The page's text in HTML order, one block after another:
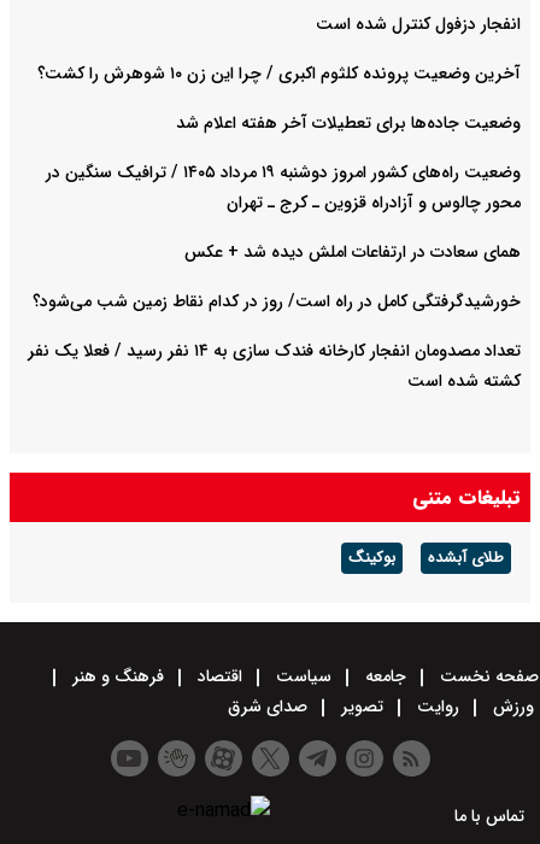
انفجار دزفول کنترل شده است
آخرین وضعیت پرونده کلثوم اکبری / چرا این زن ۱۰ شوهرش را کشت؟
وضعیت جاده‌ها برای تعطیلات آخر هفته اعلام شد
وضعیت راه‌های کشور امروز دوشنبه ۱۹ مرداد ۱۴۰۵ / ترافیک سنگین در
محور چالوس و آزادراه قزوین ـ کرج ـ تهران
همای سعادت در ارتفاعات املش دیده شد + عکس
خورشیدگرفتگی کامل در راه است/ روز در کدام نقاط زمین شب می‌شود؟
تعداد مصدومان انفجار کارخانه فندک سازی به ۱۴ نفر رسید / فعلا یک نفر
کشته شده است
تبلیغات متنی
طلای آبشده بوکینگ
صفحه نخست جامعه سیاست اقتصاد
فرهنگ و هنر
ورزش
روایت تصویر صدای شرق
تماس با ما